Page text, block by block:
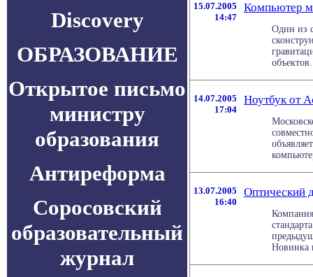
Discovery
ОБРАЗОВАНИЕ
Открытое письмо
министру
образования
Антиреформа
Соросовский
образовательный
журнал
15.07.2005
14:47
Компьютер
Один из
14.07.2005
17:04
Ноутбук от
13.07.2005
16:40
Оптический
Новинка